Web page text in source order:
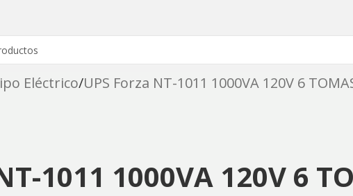
Eléctrico UPS Forza NT-1011 1000VA 120V 6
1011 1000VA 120V 6